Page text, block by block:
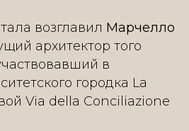
возглавил Марчелло
архитектор того
в
городка La
Via della Conciliazione